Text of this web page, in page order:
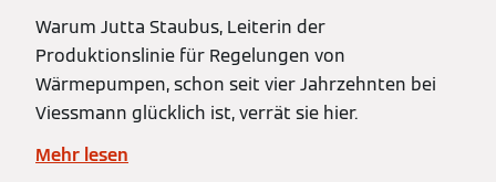
Warum Jutta Staubus, Leiterin der
Produktionslinie für Regelungen von
Wärmepumpen, schon seit vier Jahrzehnten bei
Viessmann glücklich ist, verrät sie hier.
Mehr lesen